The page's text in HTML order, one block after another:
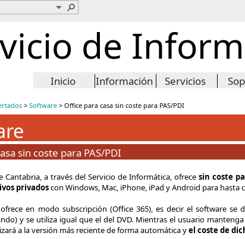
de
Inicio Información Servicios
> Software > Office para casa sin coste para PAS/PDI
sin coste para PAS/PDI
Cantabria, a través del Servicio de Informática, ofrece sin coste
privadoscon Windows, Mac, iPhone, iPad y Android para
en modo subscripción (Office 365), es decir el software
y se utiliza igual que el del DVD. Mientras el usuario
a la versión más reciente de forma automática yel coste de